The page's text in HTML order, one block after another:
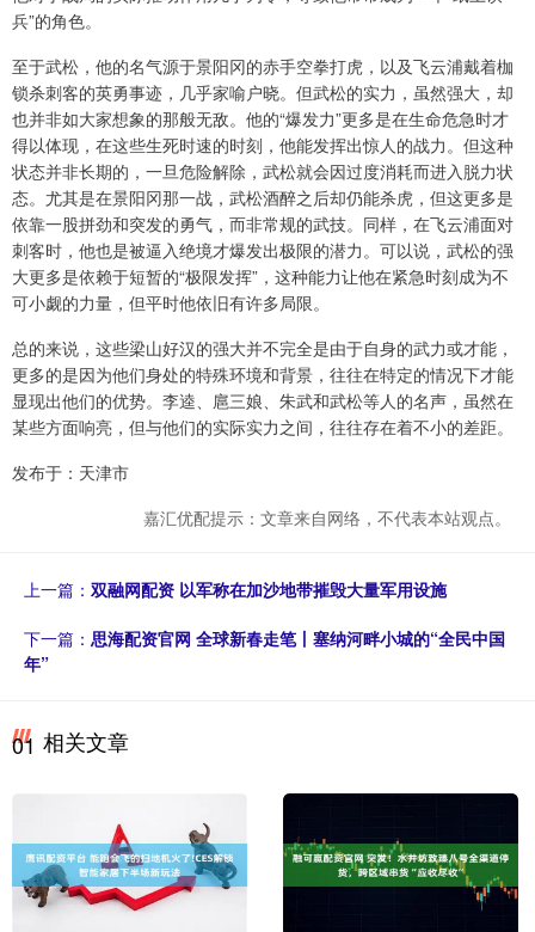
兵”的角色。
至于武松，他的名气源于景阳冈的赤手空拳打虎，以及飞云浦戴着枷
锁杀刺客的英勇事迹，几乎家喻户晓。但武松的实力，虽然强大，却
也并非如大家想象的那般无敌。他的“爆发力”更多是在生命危急时才
得以体现，在这些生死时速的时刻，他能发挥出惊人的战力。但这种
状态并非长期的，一旦危险解除，武松就会因过度消耗而进入脱力状
态。尤其是在景阳冈那一战，武松酒醉之后却仍能杀虎，但这更多是
依靠一股拼劲和突发的勇气，而非常规的武技。同样，在飞云浦面对
刺客时，他也是被逼入绝境才爆发出极限的潜力。可以说，武松的强
大更多是依赖于短暂的“极限发挥”，这种能力让他在紧急时刻成为不
可小觑的力量，但平时他依旧有许多局限。
总的来说，这些梁山好汉的强大并不完全是由于自身的武力或才能，
更多的是因为他们身处的特殊环境和背景，往往在特定的情况下才能
显现出他们的优势。李逵、扈三娘、朱武和武松等人的名声，虽然在
某些方面响亮，但与他们的实际实力之间，往往存在着不小的差距。
发布于：天津市
嘉汇优配提示：文章来自网络，不代表本站观点。
上一篇： 双融网配资 以军称在加沙地带摧毁大量军用设施
下一篇： 思海配资官网 全球新春走笔丨塞纳河畔小城的“全民中国
年”
01 相关文章